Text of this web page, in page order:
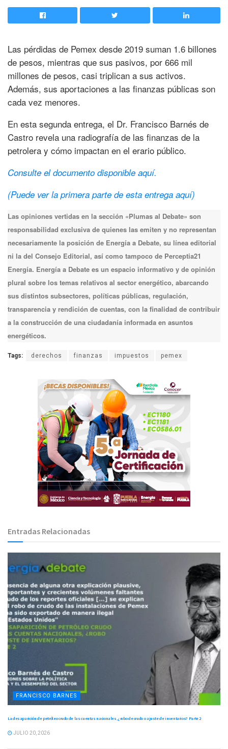
Las pérdidas de Pemex desde 2019 suman 1.6 billones
de pesos, mientras que sus pasivos, por 666 mil
millones de pesos, casi triplican a sus activos.
Además, sus aportaciones a las finanzas públicas son
cada vez menores.
En esta segunda entrega, el Dr. Francisco Barnés de
Castro revela una radiografía de las finanzas de la
petrolera y cómo impactan en el erario público.
Consulte el documento disponible aquí.
(Puede ver la primera parte de esta entrega aquí)
Las opiniones vertidas en la sección «Plumas al Debate» son
responsabilidad exclusiva de quienes las emiten y no representan
necesariamente la posición de Energía a Debate, su línea editorial
ni la del Consejo Editorial, así como tampoco de Perceptia21
Energía. Energía a Debate es un espacio informativo y de opinión
plural sobre los temas relativos al sector energético, abarcando
sus distintos subsectores, políticas públicas, regulación,
transparencia y rendición de cuentas, con la finalidad de contribuir
a la construcción de una ciudadanía informada en asuntos
energéticos.
Tags: derechos finanzas impuestos pemex
Entradas Relacionadas
FRANCISCO BARNES
La desaparición de petróleo crudo de las cuentas nacionales, ¿robo de crudo o ajuste de inventarios? Parte 2
JULIO 20, 2026